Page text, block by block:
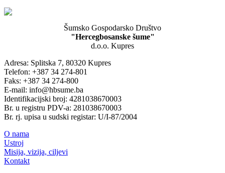
Šumsko Gospodarsko Društvo
"Hercegbosanske šume"
d.o.o. Kupres
Adresa: Splitska 7, 80320 Kupres
Telefon: +387 34 274-801
Faks: +387 34 274-800
E-mail: info@hbsume.ba
Identifikacijski broj: 4281038670003
Br. u registru PDV-a: 281038670003
Br. rj. upisa u sudski registar: U/I-87/2004
O nama
Ustroj
Misija, vizija, ciljevi
Kontakt